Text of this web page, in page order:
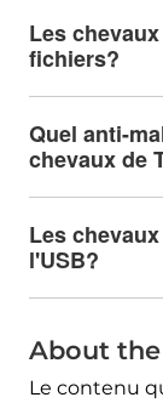
Les
fichiers?
Quel anti-
chevaux de
Les
l'USB?
About the
Le contenu